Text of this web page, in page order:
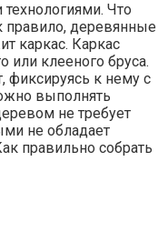
Что
правило, деревянные
каркас. Каркас
или клееного бруса.
фиксируясь к нему с
выполнять
не требует
не обладает
правильно собрать